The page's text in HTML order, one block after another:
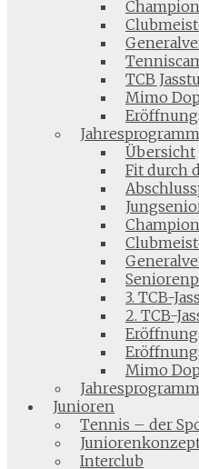
TCB
Mimo
Übersicht
Fit durch
3. TCB-
2. TCB-
Mimo
Junioren
Tennis – der
Interclub